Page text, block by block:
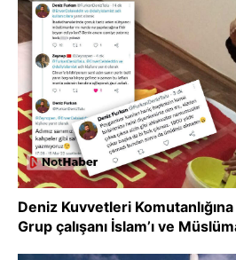
Deniz Kuvvetleri
Grup çalışanı İslam’ı ve